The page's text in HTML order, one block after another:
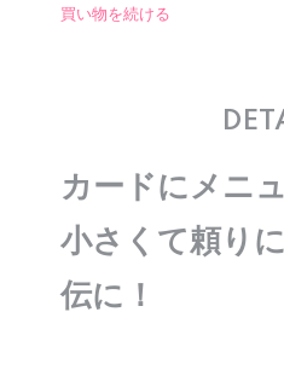
買い物を続ける
カードにメニ
小さくて頼り
伝に！